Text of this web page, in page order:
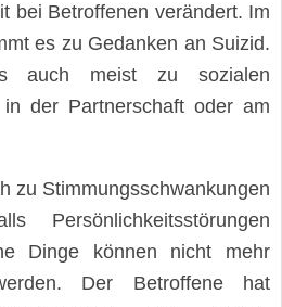
bei Betroffenen verändert. Im
es zu Gedanken an Suizid.
auch meist zu sozialen
der Partnerschaft oder am
zu Stimmungsschwankungen
Persönlichkeitsstörungen
Dinge können nicht mehr
Der Betroffene hat